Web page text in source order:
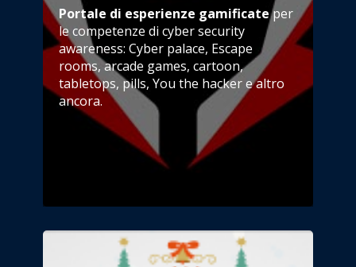
Portale di esperienze gamificateper
le competenze di cyber security
awareness: Cyber palace, Escape
rooms, arcade games, cartoon,
tabletops, pills, You the hacker e altro
ancora.